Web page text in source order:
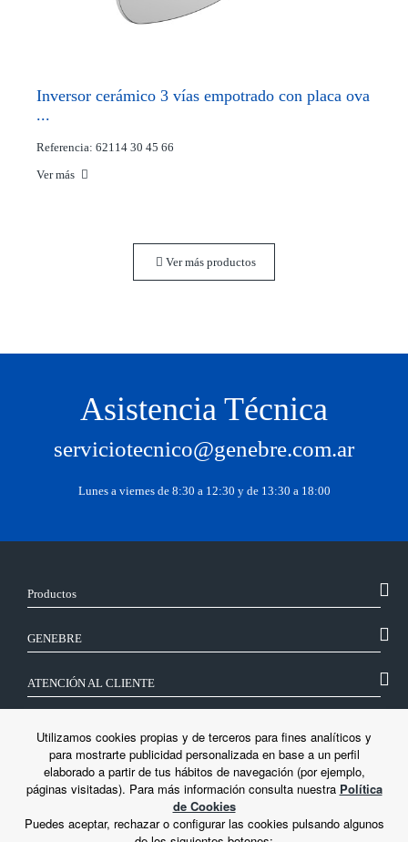
Inversor cerámico 3 vías empotrado con placa ova
...
Referencia: 62114 30 45 66
Ver más
Ver más productos
Asistencia Técnica
serviciotecnico@genebre.com.ar
Lunes a viernes de 8:30 a 12:30 y de 13:30 a 18:00
Productos
GENEBRE
ATENCIÓN AL CLIENTE
LEGAL
Utilizamos cookies propias y de terceros para fines analíticos y
para mostrarte publicidad personalizada en base a un perfil
elaborado a partir de tus hábitos de navegación (por ejemplo,
páginas visitadas). Para más información consulta nuestra Política
de Cookies
Puedes aceptar, rechazar o configurar las cookies pulsando algunos